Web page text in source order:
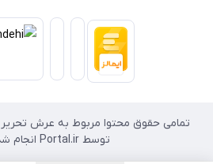
تمامی حقوق محتوا مربوط به عرش
توسط Portal.ir انجام شده است.